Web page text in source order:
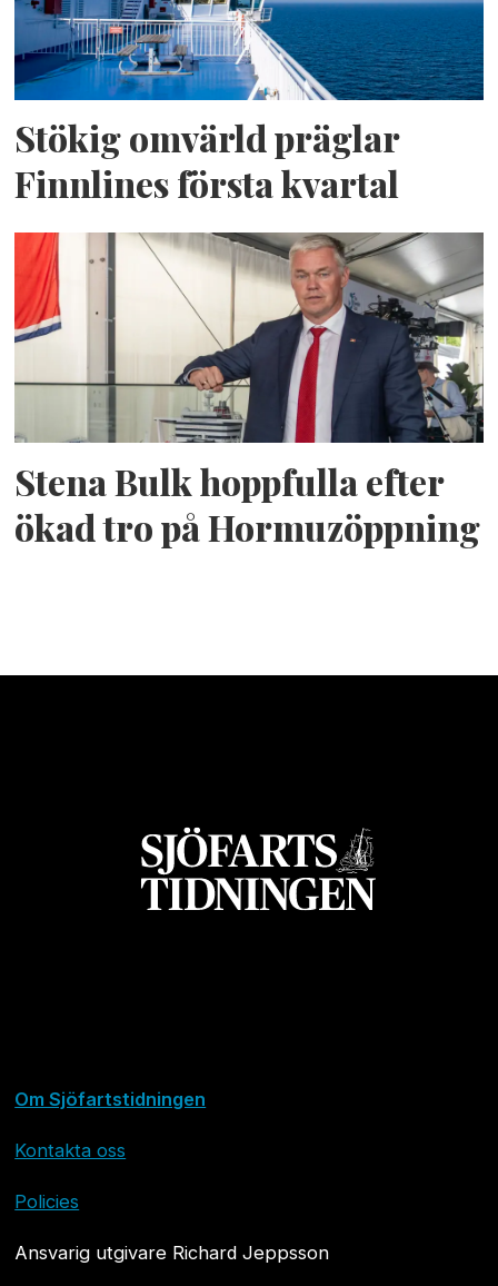
Stökig omvärld präglar
Finnlines första kvartal
Stena Bulk hoppfulla efter
ökad tro på Hormuzöppning
Om Sjöfartstidningen
Kontakta oss
Policies
Ansvarig utgivare Richard Jeppsson